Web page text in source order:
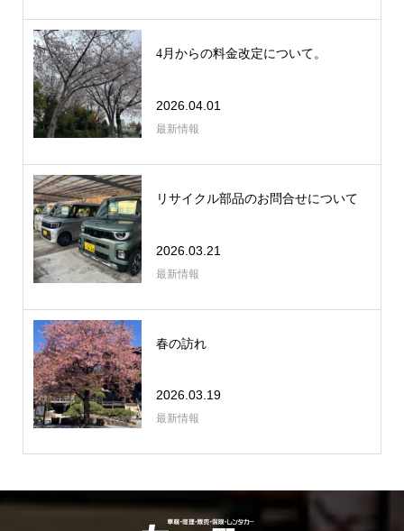
4月からの料金改定について。
2026.04.01
最新情報
リサイクル部品のお問合せについて
2026.03.21
最新情報
春の訪れ
2026.03.19
最新情報